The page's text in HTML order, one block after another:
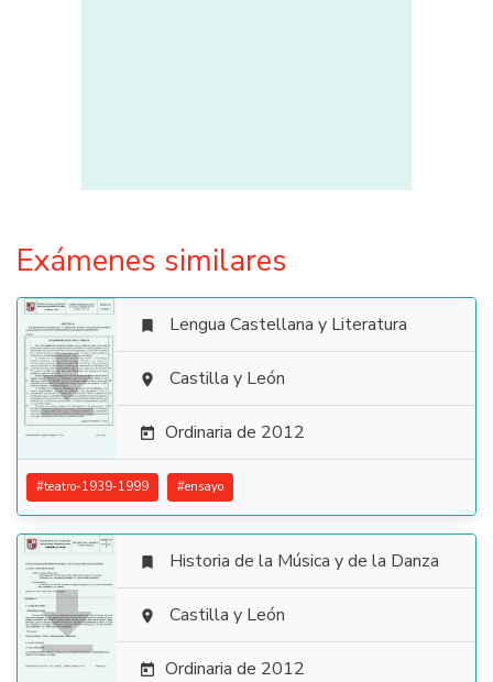
Exámenes similares

 Lengua Castellana y Literatura
 Castilla y León
 Ordinaria de 2012
#teatro-1939-1999 #ensayo

 Historia de la Música y de la Danza
 Castilla y León
 Ordinaria de 2012